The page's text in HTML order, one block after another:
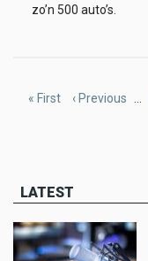
zo’n 500 auto’s.
First
« First
Previous
‹ Previous …
LATEST